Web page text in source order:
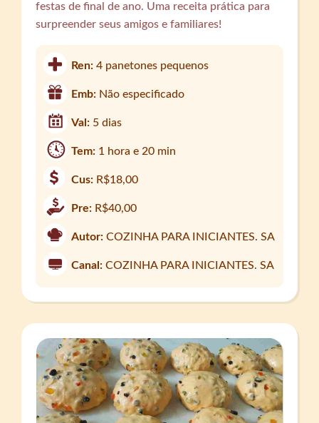
festas de final de ano. Uma receita prática para
surpreender seus amigos e familiares!
Ren:4 panetones pequenos
Emb: Não especificado
Val: 5 dias
Tem: 1 hora e 20 min
Cus: R$18,00
Pre: R$40,00
Autor: COZINHA PARA INICIANTES. SA
Canal: COZINHA PARA INICIANTES. SA